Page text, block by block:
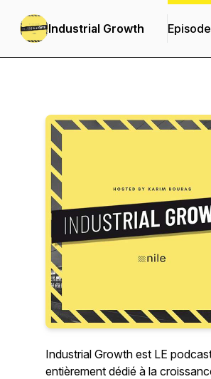
Industrial Growth
Industrial Growth est LE
entièrement dédié à la